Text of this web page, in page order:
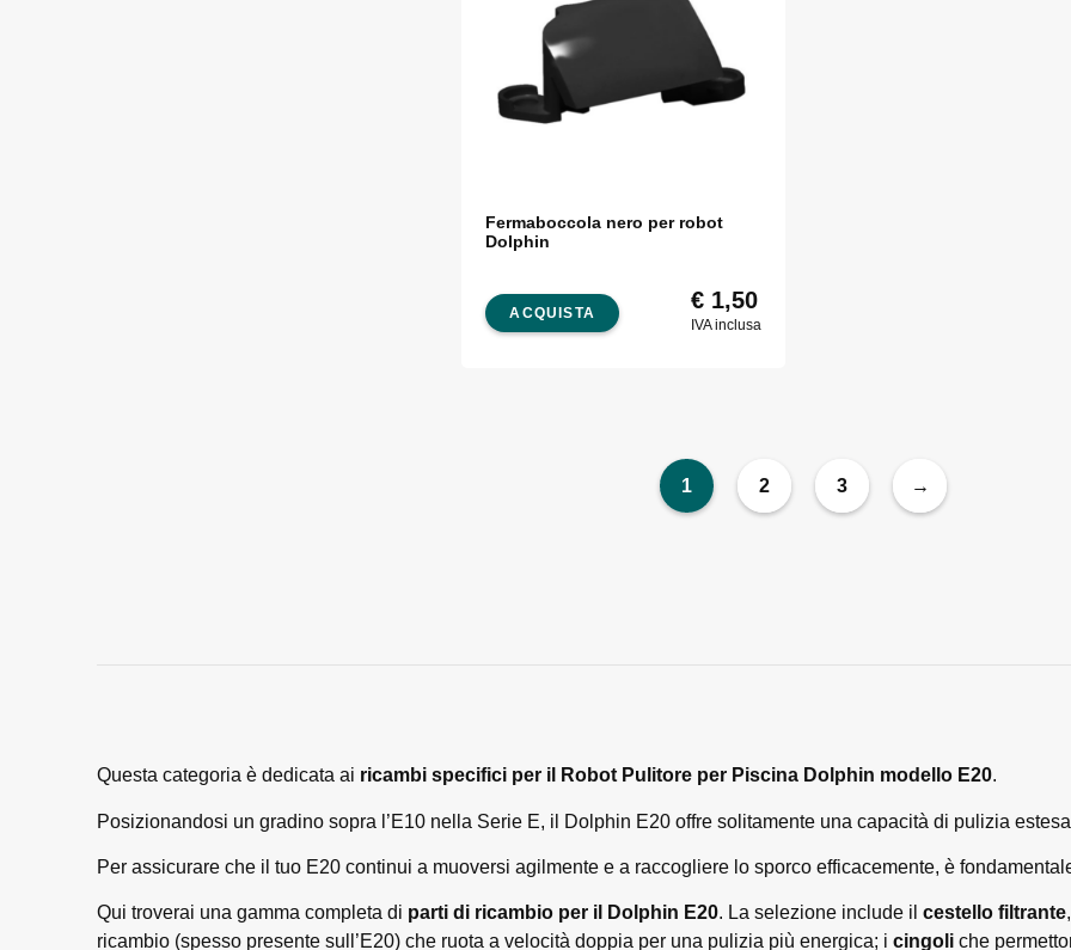
Fermaboccola nero per robot
Dolphin
ACQUISTA €1,50
IVA inclusa
1 2 3 →
Questa categoria è dedicata ai ricambi specifici per il Robot Pulitore per Piscina Dolphin modello E20.
Posizionandosi un gradino sopra l’E10 nella Serie E, il Dolphin E20 offre solitamente una capacità di pulizia
Per assicurare che il tuo E20 continui a muoversi agilmente e a raccogliere lo sporco efficacemente, è
Qui troverai una gamma completa di parti di ricambio per il Dolphin E20. La selezione include il cestello filtrante
ricambio (spesso presente sull’E20) che ruota a velocità doppia per una pulizia più energica; i cingoliche